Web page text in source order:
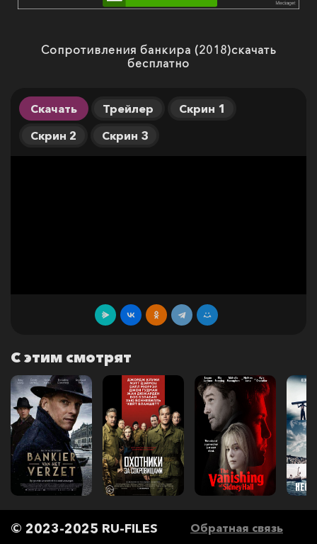
Сопротивления банкира (2018)скачать
бесплатно
Скачать Трейлер
Скрин 1
Скрин 2
Скрин 3
С этим смотрят
© 2023-2025 RU-FILES Обратная связь